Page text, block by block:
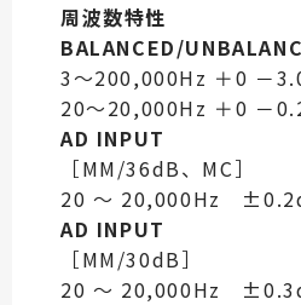
周波数特性
BALANCED/
3～200,000Hz ＋0 －
20～20,000Hz ＋0 －
AD INPUT
［MM/36dB、MC］
20 ～ 20,000Hz
AD INPUT
［MM/30dB］
20 ～ 20,000Hz